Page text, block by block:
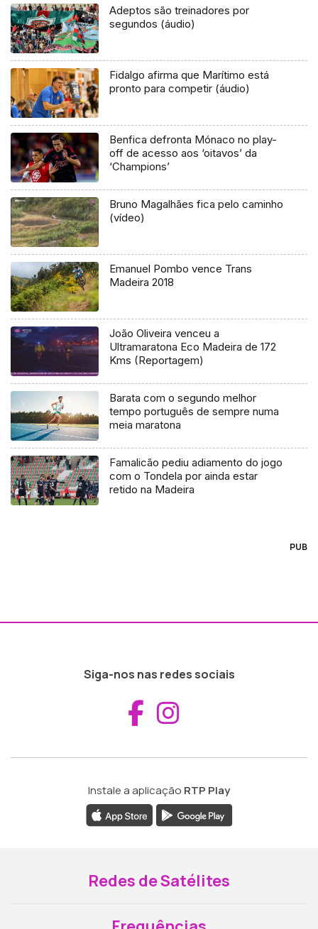
Adeptos são treinadores por
segundos (áudio)
Fidalgo afirma que Marítimo está
pronto para competir (áudio)
Benfica defronta Mónaco no play-
off de acesso aos ‘oitavos’ da
‘Champions’
Bruno Magalhães fica pelo caminho
(vídeo)
Emanuel Pombo vence Trans
Madeira 2018
João Oliveira venceu a
Ultramaratona Eco Madeira de 172
Kms (Reportagem)
Barata com o segundo melhor
tempo português de sempre numa
meia maratona
Famalicão pediu adiamento do jogo
com o Tondela por ainda estar
retido na Madeira
PUB
Siga-nos nas redes sociais
Aceder ao
Instale a aplicação RTP Play
Redes de Satélites